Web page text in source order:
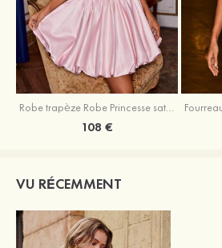
Robe trapèze Robe Princesse satin sans manches courte/mini robe de fête de la rentrée
108 €
VU RÉCEMMENT